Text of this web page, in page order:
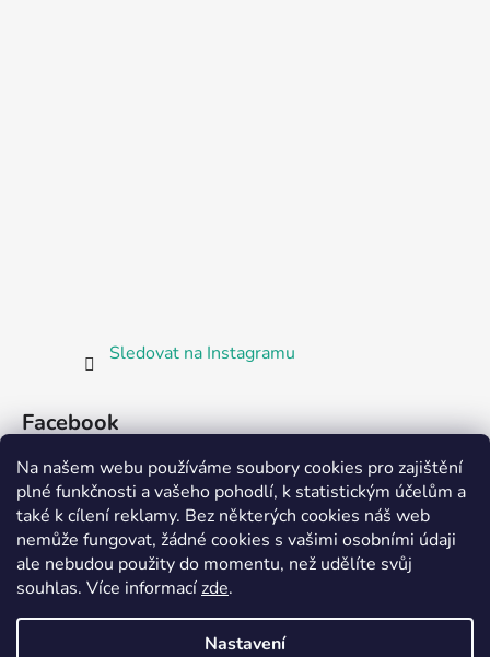
Na našem webu používáme soubory cookies pro zajištění
plné funkčnosti a vašeho pohodlí, k statistickým účelům a
také k cílení reklamy. Bez některých cookies náš web
nemůže fungovat, žádné cookies s vašimi osobními údaji
ale nebudou použity do momentu, než udělíte svůj
souhlas. Více informacízde.
Nastavení
Sledovat na Instagramu
Facebook
Partnerská prodejna Barefoot Plzeň